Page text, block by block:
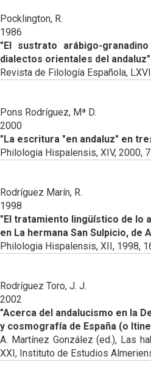
Pocklington, R.
1986
"El sustrato arábigo-
dialectos orientales del andaluz"
Revista de Filología Española,
Pons Rodríguez, Mª D.
2000
"La escritura "en andaluz" en
Philologia Hispalensis, XIV, 2000,
Rodríguez Marín, R.
1998
"El tratamiento lingüístico de lo
en La hermana San Sulpicio, de
Philologia Hispalensis, XII, 1998,
Rodríguez Toro, J. J.
2002
"Acerca del andalucismo en la
y cosmografía de España (o
A. Martínez González (ed.), Las
XXI, Instituto de Estudios